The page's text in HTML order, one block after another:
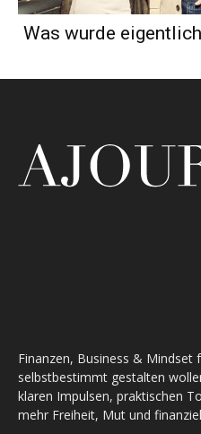
Was wurde
Finanzen, Business & Mindset
selbstbestimmt gestalten
klaren Impulsen, praktischen
mehr Freiheit, Mut und